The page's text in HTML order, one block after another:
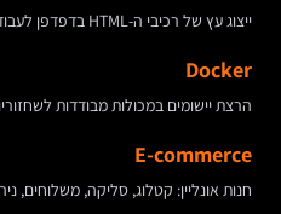
ייצוג עץ של רכיבי ה-HTML בדפדפן לעבודה עם JavaScript.
Docker
הרצת יישומים במכולות מבודדות
E-commerce
חנות אונליין: קטלוג, סליקה, משלוחים,